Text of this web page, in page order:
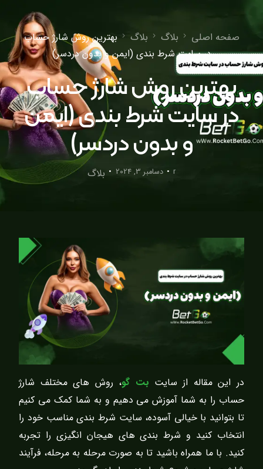
صفحه اصلی بلاگ بلاگ
بهترین روش شارژ حساب
در سایت شرط بندی (ایمن و بدون دردسر)
بهترین روش شارژ حساب
در سایت شرط بندی (ایمن
و بدون دردسر)
r دسامبر 3, 2024 بلاگ
در این مقاله از سایت بت گو، روش های مختلف شارژ
حساب را به شما آموزش می دهیم و به شما کمک می کنیم
تا بتوانید با خیالی آسوده، سایت شرط بندی مناسب خود را
انتخاب کنید و شرط بندی های هیجان انگیزی را تجربه
کنید. با ما همراه باشید تا به صورت مرحله به مرحله، فرآیند